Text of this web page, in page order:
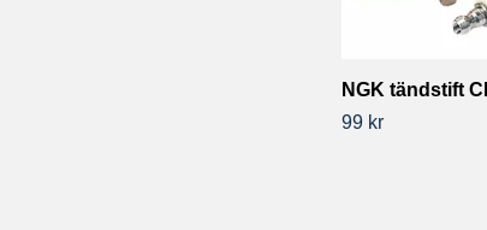
NGK tändstift
99 kr